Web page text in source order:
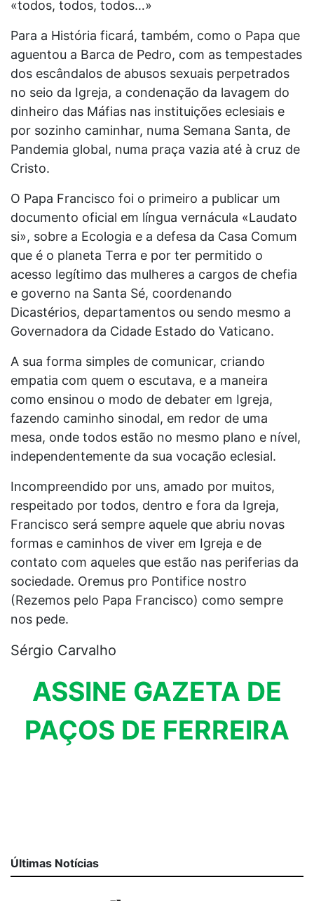
«todos, todos, todos…»
Para a História ficará, também, como o Papa que
aguentou a Barca de Pedro, com as tempestades
dos escândalos de abusos sexuais perpetrados
no seio da Igreja, a condenação da lavagem do
dinheiro das Máfias nas instituições eclesiais e
por sozinho caminhar, numa Semana Santa, de
Pandemia global, numa praça vazia até à cruz de
Cristo.
O Papa Francisco foi o primeiro a publicar um
documento oficial em língua vernácula «Laudato
si», sobre a Ecologia e a defesa da Casa Comum
que é o planeta Terra e por ter permitido o
acesso legítimo das mulheres a cargos de chefia
e governo na Santa Sé, coordenando
Dicastérios, departamentos ou sendo mesmo a
Governadora da Cidade Estado do Vaticano.
A sua forma simples de comunicar, criando
empatia com quem o escutava, e a maneira
como ensinou o modo de debater em Igreja,
fazendo caminho sinodal, em redor de uma
mesa, onde todos estão no mesmo plano e nível,
independentemente da sua vocação eclesial.
Incompreendido por uns, amado por muitos,
respeitado por todos, dentro e fora da Igreja,
Francisco será sempre aquele que abriu novas
formas e caminhos de viver em Igreja e de
contato com aqueles que estão nas periferias da
sociedade. Oremus pro Pontifice nostro
(Rezemos pelo Papa Francisco) como sempre
nos pede.
Sérgio Carvalho
ASSINE GAZETA DE
PAÇOS DE FERREIRA
Últimas Notícias